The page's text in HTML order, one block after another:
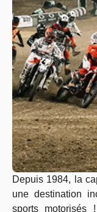
Depuis 1984, la
une destination
sports motorisés